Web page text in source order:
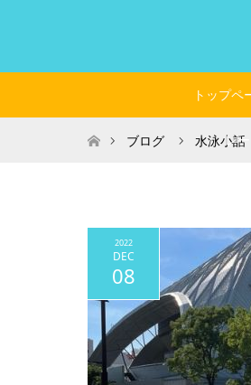
トップペ
レ
ホームブログ 水泳小話
2022
DEC
08